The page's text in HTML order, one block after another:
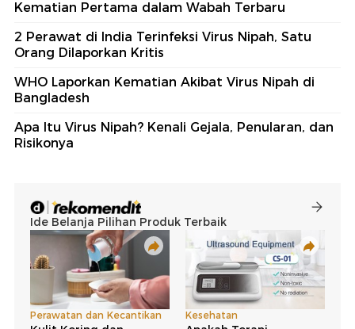
Kematian Pertama dalam Wabah Terbaru
2 Perawat di India Terinfeksi Virus Nipah, Satu
Orang Dilaporkan Kritis
WHO Laporkan Kematian Akibat Virus Nipah di
Bangladesh
Apa Itu Virus Nipah? Kenali Gejala, Penularan, dan
Risikonya